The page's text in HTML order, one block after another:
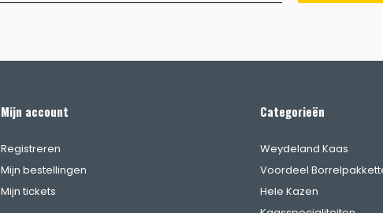
Mijn account
Registreren
Mijn bestellingen
Mijn tickets
Categorieën
Weydeland Kaas
Voordeel
Hele Kazen